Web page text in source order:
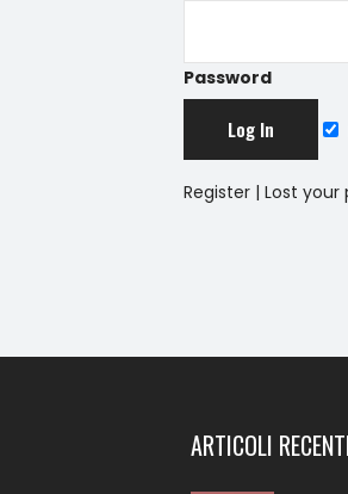
Password
Register |Lost your
ARTICOLI